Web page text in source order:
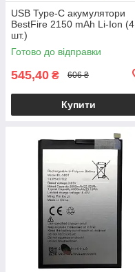
USB Type-C акумулятори
BestFire 2150 mAh Li-Ion (4
шт.)
Готово до відправки
545,40 ₴ 606 ₴
Купити